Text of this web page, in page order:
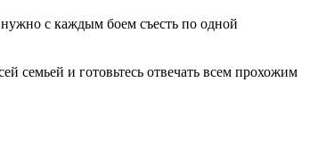
с каждым боем съесть по одной
семьей и готовьтесь отвечать всем прохожим